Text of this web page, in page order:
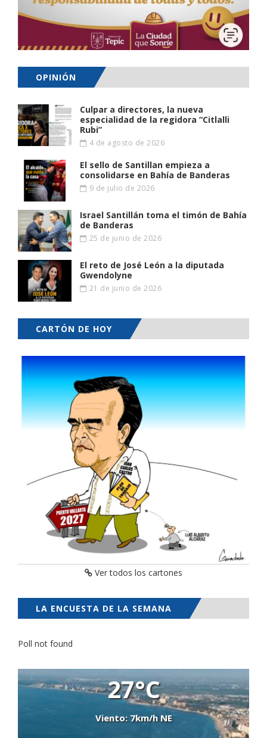
OPINIÓN
Culpar a directores, la nueva
especialidad de la regidora “Citlalli
Rubi”
4 de agosto de 2026
El sello de Santillan empieza a
consolidarse en Bahía de Banderas
9 de julio de 2026
Israel Santillán toma el timón de Bahía
de Banderas
25 de junio de 2026
El reto de José León a la diputada
Gwendolyne
21 de junio de 2026
CARTÓN DE HOY
Ver todos los cartones
LA ENCUESTA DE LA SEMANA
Poll not found
27°C
Viento: 7km/h NE